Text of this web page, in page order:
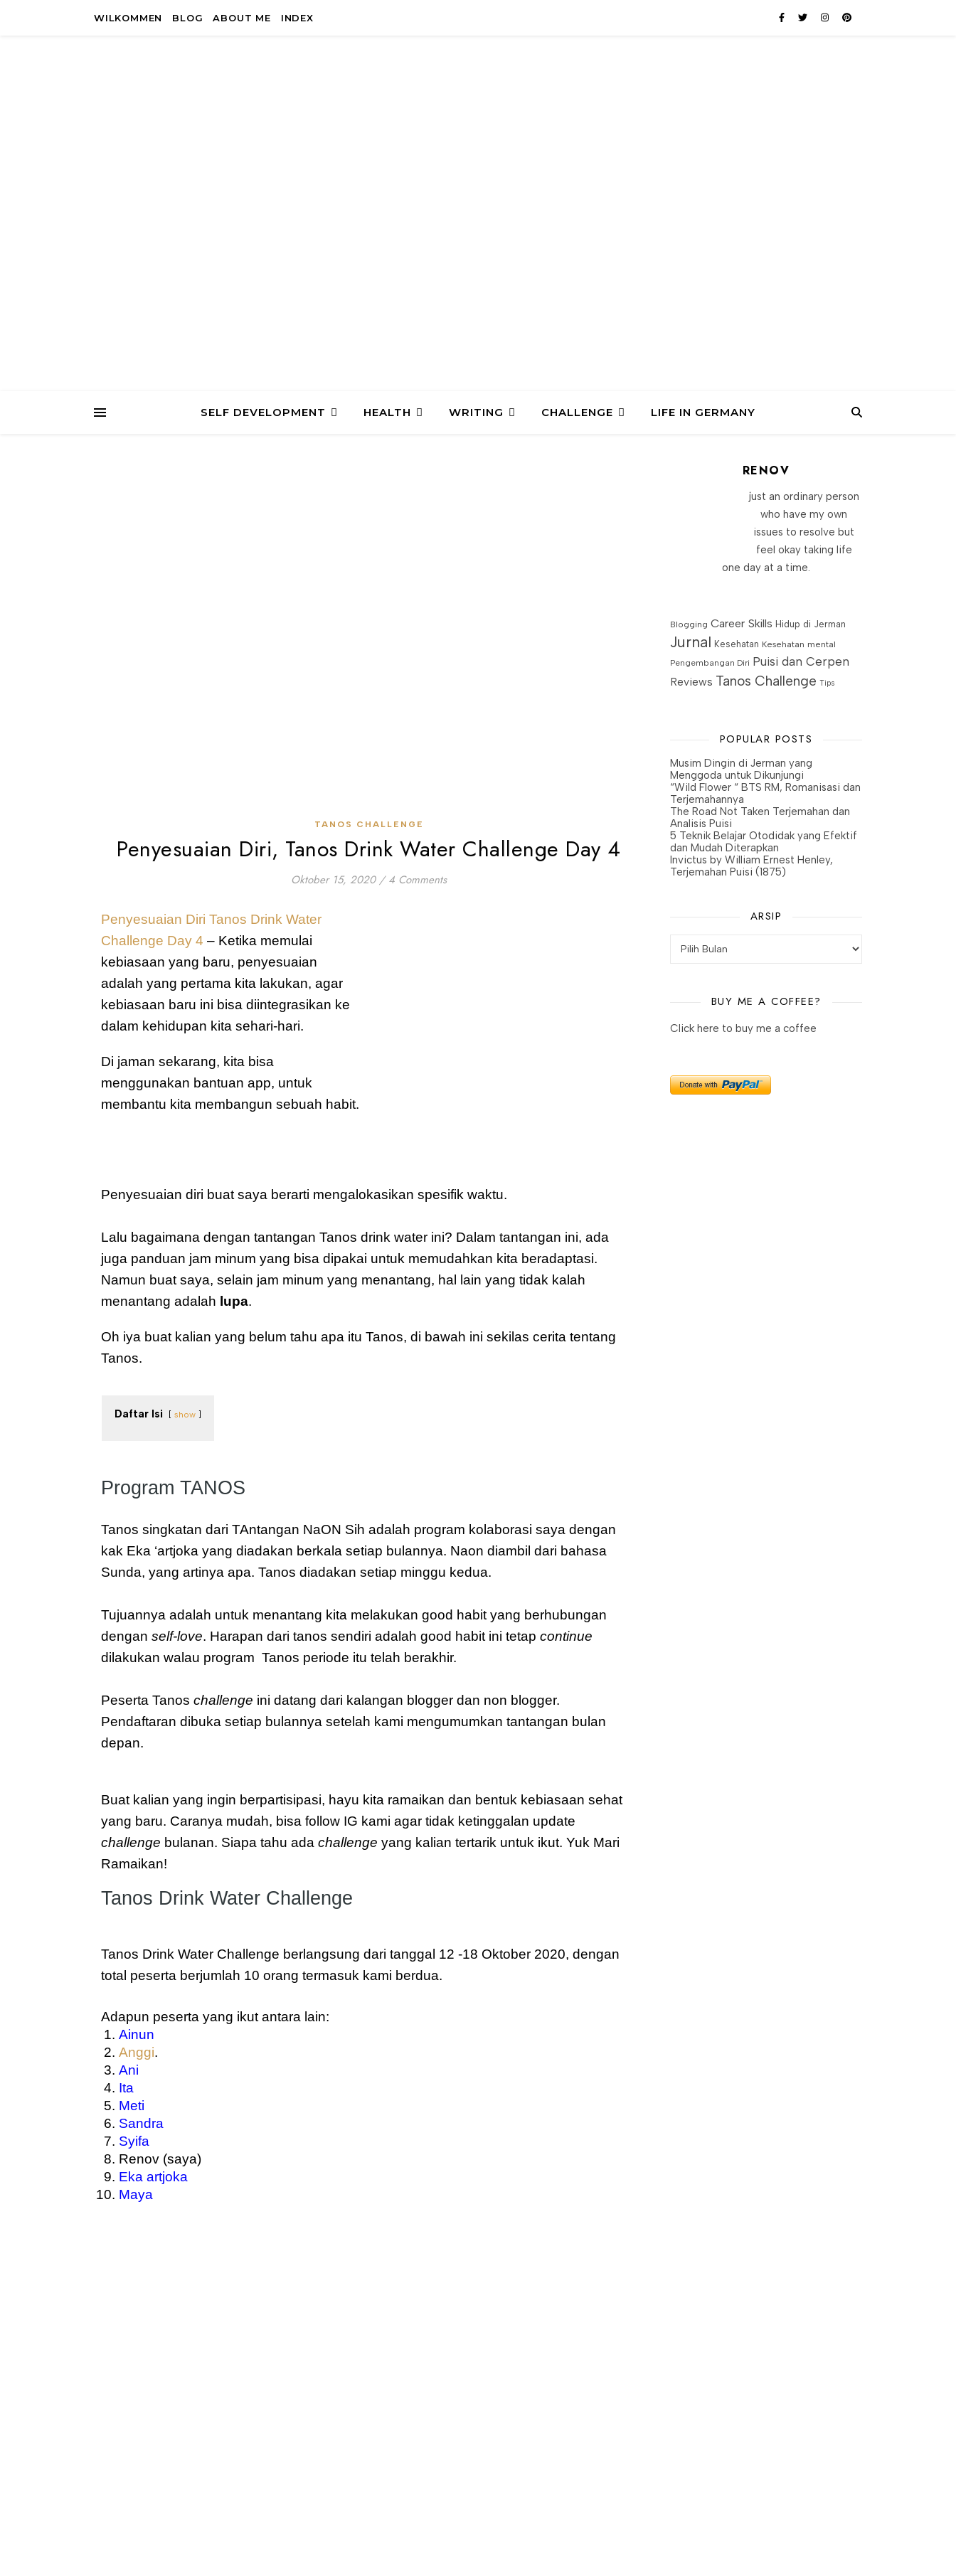
WILKOMMEN BLOG ABOUT ME INDEX
SELF DEVELOPMENT HEALTH WRITING CHALLENGE LIFE IN GERMANY
TANOS CHALLENGE
Penyesuaian Diri, Tanos Drink Water Challenge Day 4
Oktober 15, 2020 / 4 Comments
Penyesuaian Diri Tanos Drink Water
Challenge Day 4 – Ketika memulai
kebiasaan yang baru, penyesuaian
adalah yang pertama kita lakukan, agar
kebiasaan baru ini bisa diintegrasikan ke
dalam kehidupan kita sehari-hari.
Di jaman sekarang, kita bisa
menggunakan bantuan app, untuk
membantu kita membangun sebuah habit.
Penyesuaian diri buat saya berarti mengalokasikan spesifik waktu.
Lalu bagaimana dengan tantangan Tanos drink water ini? Dalam tantangan ini, ada
juga panduan jam minum yang bisa dipakai untuk memudahkan kita beradaptasi.
Namun buat saya, selain jam minum yang menantang, hal lain yang tidak kalah
menantang adalah lupa.
Oh iya buat kalian yang belum tahu apa itu Tanos, di bawah ini sekilas cerita tentang
Tanos.
Daftar Isi show
Program TANOS
Tanos singkatan dari TAntangan NaON Sih adalah program kolaborasi saya dengan
kak Eka ‘artjoka yang diadakan berkala setiap bulannya. Naon diambil dari bahasa
Sunda, yang artinya apa. Tanos diadakan setiap minggu kedua.
Tujuannya adalah untuk menantang kita melakukan good habit yang berhubungan
dengan self-love. Harapan dari tanos sendiri adalah good habit ini tetap continue
dilakukan walau program  Tanos periode itu telah berakhir.
Peserta Tanos challenge ini datang dari kalangan blogger dan non blogger.
Pendaftaran dibuka setiap bulannya setelah kami mengumumkan tantangan bulan
depan.
Buat kalian yang ingin berpartisipasi, hayu kita ramaikan dan bentuk kebiasaan sehat
challenge bulanan. Siapa tahu ada challenge yang kalian tertarik untuk ikut. Yuk Mari
Ramaikan!
Tanos Drink Water Challenge
Tanos Drink Water Challenge berlangsung dari tanggal 12 -18 Oktober 2020, dengan
total peserta berjumlah 10 orang termasuk kami berdua.
Adapun peserta yang ikut antara lain:
Ainun
Anggi.
Ani
Ita
Meti
Sandra
Syifa
Renov (saya)
Eka artjoka
Maya
RENOV
just an ordinary person
who have my own
issues to resolve but
feel okay taking life
one day at a time.
Blogging Career Skills Hidup di Jerman
Jurnal Kesehatan Kesehatan mental
Pengembangan Diri Puisi dan Cerpen
Reviews Tanos Challenge Tips
POPULAR POSTS
Musim Dingin di Jerman yang
Menggoda untuk Dikunjungi
“Wild Flower “ BTS RM, Romanisasi dan
Terjemahannya
The Road Not Taken Terjemahan dan
Analisis Puisi
5 Teknik Belajar Otodidak yang Efektif
dan Mudah Diterapkan
Invictus by William Ernest Henley,
Terjemahan Puisi (1875)
ARSIP
BUY ME A COFFEE?
Click here to buy me a coffee